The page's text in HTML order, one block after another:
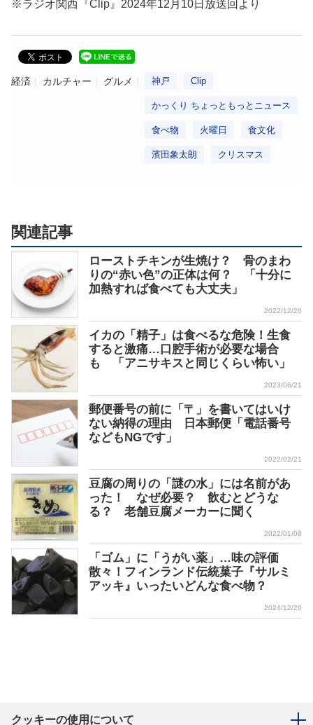
※ラジオ関西『Clip』2024年12月10日放送回より
経済 カルチャー グルメ 神戸 Clip
かっくり ちょっともっとニュース
食べ物 火曜日 食文化
濱田象太朗 クリスマス
関連記事
ローストチキンが生焼け？ 骨のまわ
りの“赤い色”の正体は何？ 「十分に
加熱すれば食べても大丈夫」
2022/12/20
イカの「精子」は食べるな危険！生食
すると激痛…口腔手術が必要な場合
も 「アニサキスと同じくらい怖い」
2023/06/21
郵便番号の前に「〒」を書いてはいけ
ない納得の理由 日本郵便「電話番号
などもNGです」
2022/02/21
豆腐の周りの「謎の水」には名前があ
った！ なぜ必要？ 飲むとどうな
る？ 老舗豆腐メーカーに聞く
2022/01/08
「ゴム」に「うがい薬」…味の評価
散々！フィンランド伝統菓子『サルミ
アッキ』いったいどんな食べ物？
2024/12/20
クッキーの使用について